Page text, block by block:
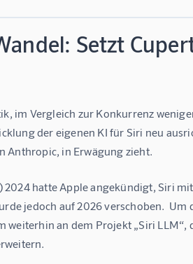
Setzt
im Vergleich zur Konkurrenz
der eigenen KI für Siri neu
Anthropic, in Erwägung zieht.
2024 hatte Apple angekündigt, Siri
jedoch auf 2026 verschoben.
an dem Projekt „Siri LLM“,